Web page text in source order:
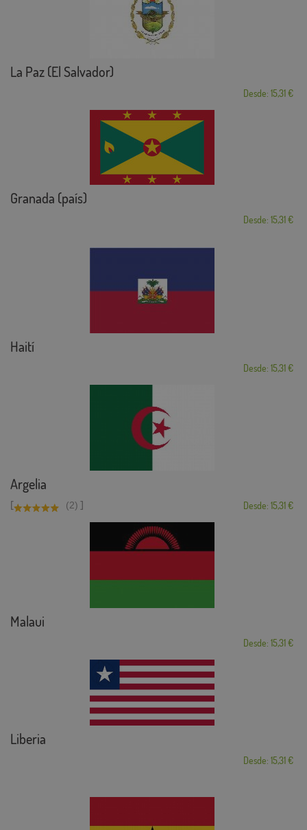
La Paz (El Salvador)
Desde: 15,31 €
Granada (país)
Desde: 15,31 €
Haití
Desde: 15,31 €
Argelia
[ (2) ] Desde: 15,31 €
Malaui
Desde: 15,31 €
Liberia
Desde: 15,31 €